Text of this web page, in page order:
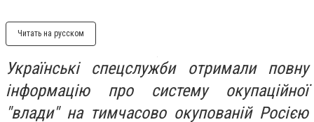
Читать на русском
Українські спецслужби отримали повну
інформацію про систему окупаційної
"влади" на тимчасово окупованій Росією